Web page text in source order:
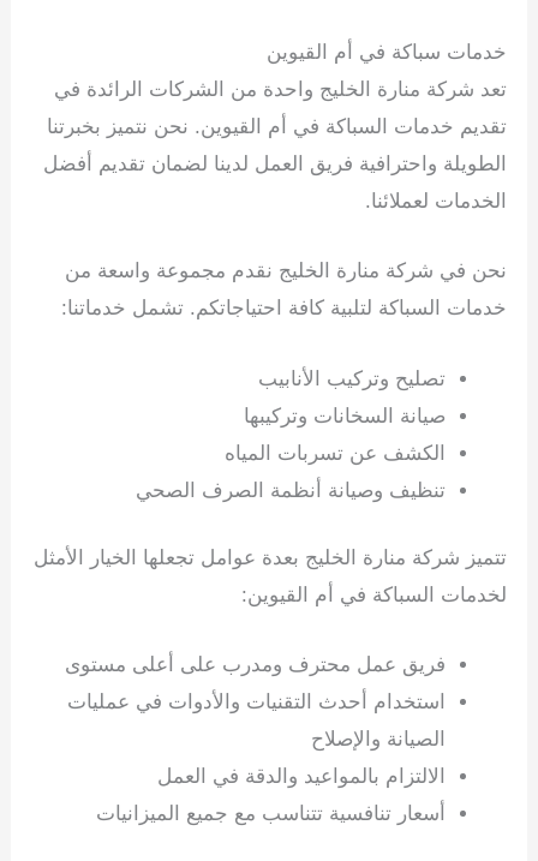
خدمات سباكة في أم القيوين
تعد شركة منارة الخليج واحدة من الشركات الرائدة في
تقديم خدمات السباكة في أم القيوين. نحن نتميز بخبرتنا
الطويلة واحترافية فريق العمل لدينا لضمان تقديم أفضل
الخدمات لعملائنا.
نحن في شركة منارة الخليج نقدم مجموعة واسعة من
خدمات السباكة لتلبية كافة احتياجاتكم. تشمل خدماتنا:
تصليح وتركيب الأنابيب
صيانة السخانات وتركيبها
الكشف عن تسربات المياه
تنظيف وصيانة أنظمة الصرف الصحي
تتميز شركة منارة الخليج بعدة عوامل تجعلها الخيار الأمثل
لخدمات السباكة في أم القيوين:
فريق عمل محترف ومدرب على أعلى مستوى
استخدام أحدث التقنيات والأدوات في عمليات
الصيانة والإصلاح
الالتزام بالمواعيد والدقة في العمل
أسعار تنافسية تتناسب مع جميع الميزانيات